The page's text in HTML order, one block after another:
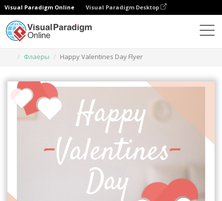
Visual Paradigm Online Visual Paradigm Desktop
Флаеры
Happy Valentines Day Flyer